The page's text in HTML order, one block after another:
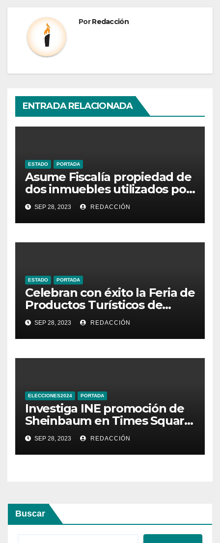
PorRedacción
ENTRADA RELACIONADA
ESTADO PORTADA
Asume Fiscalía propiedad de
dos inmuebles utilizados por
la delincuencia
SEP 28, 2023 REDACCIÓN
ESTADO PORTADA
Celebran con éxito la Feria de
Productos Turísticos de
Guanajuato
SEP 28, 2023 REDACCIÓN
ELECCIONES2024 PORTADA
Investiga INE promoción de
Sheinbaum en Times Square
de Nueva York
SEP 28, 2023 REDACCIÓN
Buscar